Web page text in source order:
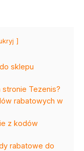
sklepu
Tezenis?
rabatowych w
z kodów
rabatowe do